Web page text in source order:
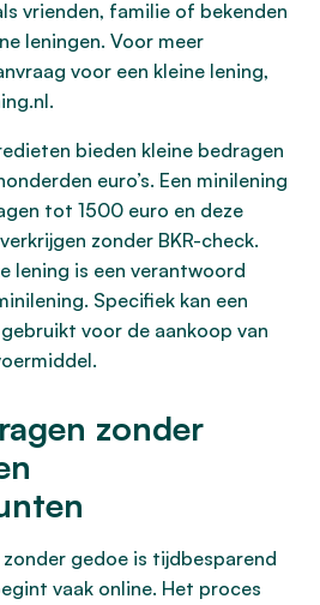
vrienden, familie of bekenden
leningen. Voor meer
voor een kleine lening,
bieden kleine bedragen
euro’s. Een minilening
tot 1500 euro en deze
zonder BKR-check.
lening is een verantwoord
Specifiek kan een
voor de aankoop van
zonder
zonder gedoe is tijdbesparend
vaak online. Het proces